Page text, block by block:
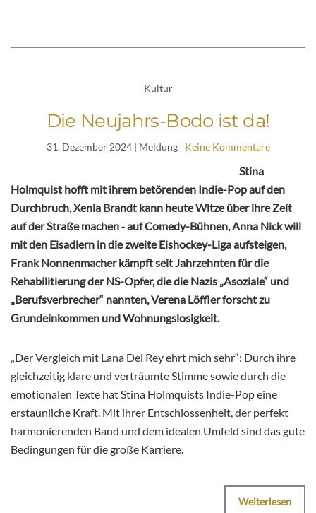
Kultur
Die Neujahrs-Bodo ist da!
31. Dezember 2024| Meldung Keine Kommentare
Stina
Holmquist hofft mit ihrem betörenden Indie-Pop auf den
Durchbruch, Xenia Brandt kann heute Witze über ihre Zeit
auf der Straße machen ‑ auf Comedy-Bühnen, Anna Nick will
mit den Eisadlern in die zweite Eishockey-Liga aufsteigen,
Frank Nonnenmacher kämpft seit Jahrzehnten für die
Rehabilitierung der NS-Opfer, die die Nazis „Asoziale“ und
„Berufsverbrecher“ nannten, Verena Löffler forscht zu
Grundeinkommen und Wohnungslosigkeit.
„Der Vergleich mit Lana Del Rey ehrt mich sehr“: Durch ihre
gleichzeitig klare und verträumte Stimme sowie durch die
emotionalen Texte hat Stina Holmquists Indie-Pop eine
erstaunliche Kraft. Mit ihrer Entschlossenheit, der perfekt
harmonierenden Band und dem idealen Umfeld sind das gute
Bedingungen für die große Karriere.
Weiterlesen